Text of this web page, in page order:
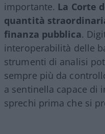
importante. La Corte
quantità
finanza pubblica.
interoperabilità delle
strumenti di analisi
sempre più da
a sentinella capace di
sprechi prima che si